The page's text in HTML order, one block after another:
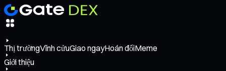
Thị trườngVĩnh cửuGiao ngayHoán đổiMeme
Giới thiệu